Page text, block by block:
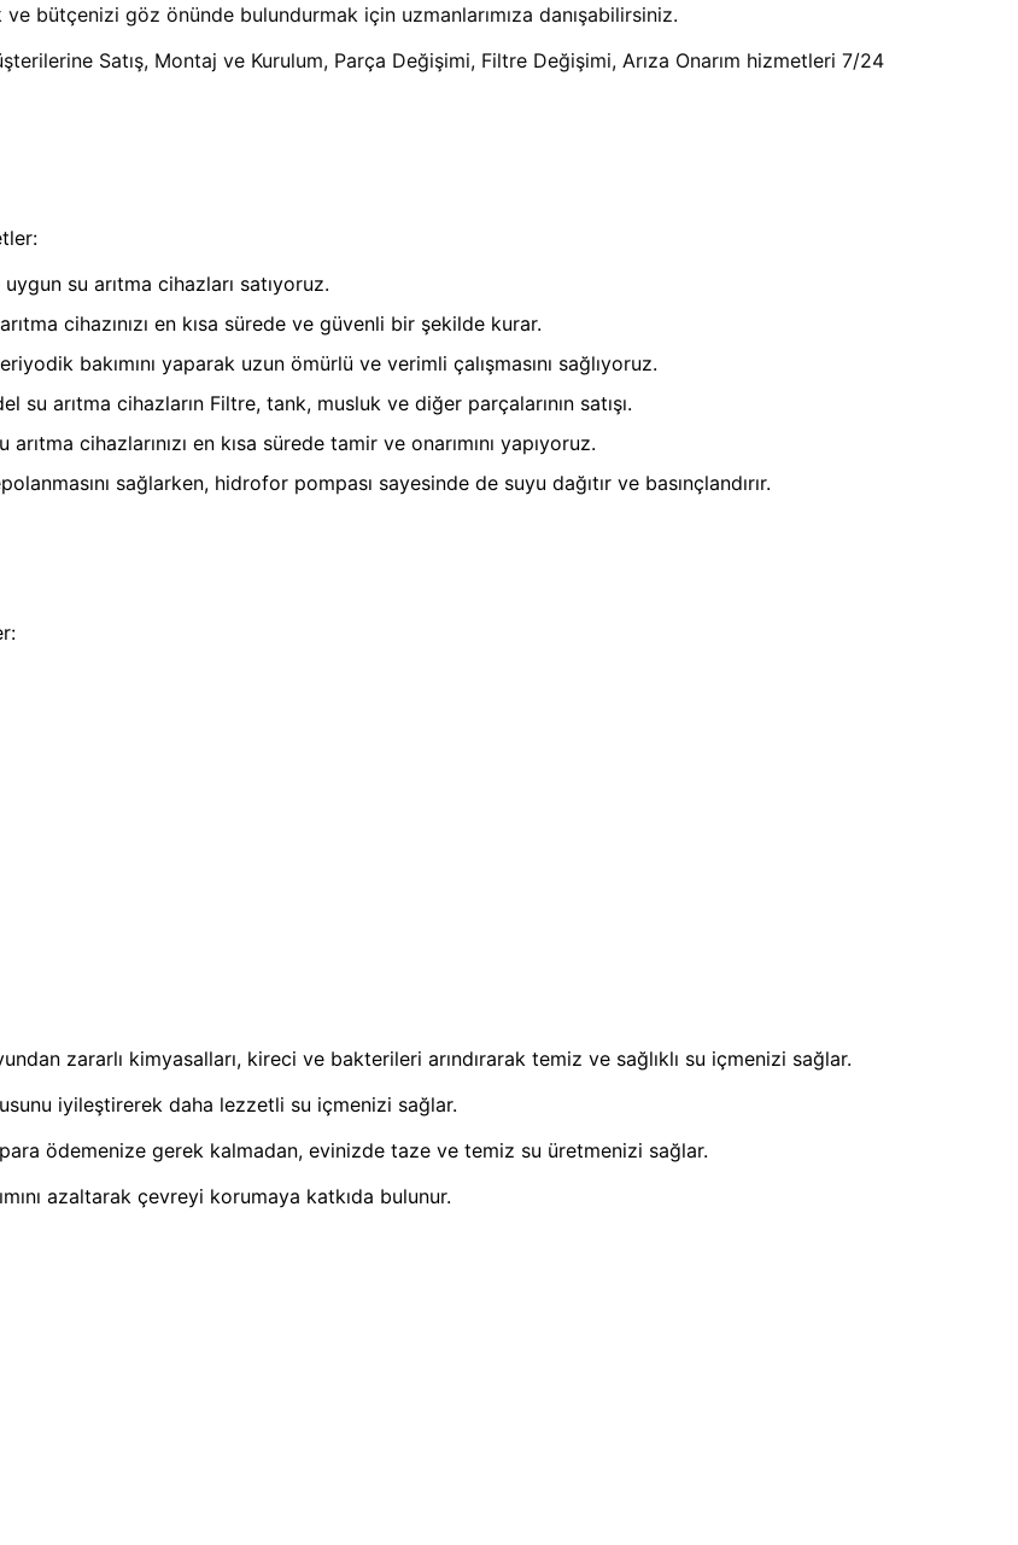
bütçenizi göz önünde bulundurmak için uzmanlarımıza danışabilirsiniz.
Satış, Montaj ve Kurulum, Parça Değişimi, Filtre Değişimi, Arıza Onarım hizmetleri 7/24
su arıtma cihazları satıyoruz.
cihazınızı en kısa sürede ve güvenli bir şekilde kurar.
bakımını yaparak uzun ömürlü ve verimli çalışmasını sağlıyoruz.
su arıtma cihazların Filtre, tank, musluk ve diğer parçalarının satışı.
cihazlarınızı en kısa sürede tamir ve onarımını yapıyoruz.
sağlarken, hidrofor pompası sayesinde de suyu dağıtır ve basınçlandırır.
zararlı kimyasalları, kireci ve bakterileri arındırarak temiz ve sağlıklı su içmenizi sağlar.
iyileştirerek daha lezzetli su içmenizi sağlar.
ödemenize gerek kalmadan, evinizde taze ve temiz su üretmenizi sağlar.
azaltarak çevreyi korumaya katkıda bulunur.